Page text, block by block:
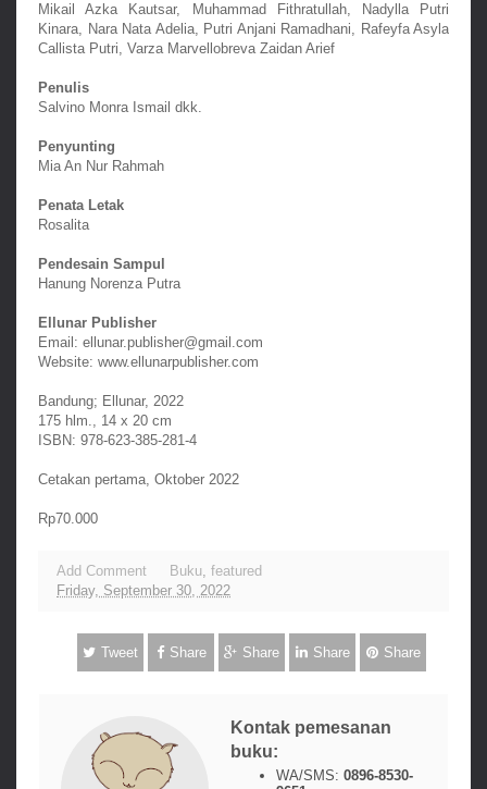
Mikail Azka Kautsar, Muhammad Fithratullah,
Nadylla Putri
Kinara, Nara Nata Adelia, Putri Anjani Ramadhani, Rafeyfa Asyla
Callista Putri, Varza Marvellobreva Zaidan Arief
Penulis
Salvino Monra Ismail dkk.
Penyunting
Mia An Nur Rahmah
Penata Letak
Rosalita
Pendesain Sampul
Hanung Norenza Putra
Ellunar Publisher
Email: ellunar.publisher@gmail.com
Website: www.ellunarpublisher.com
Bandung; Ellunar, 2022
175 hlm., 14 x 20 cm
ISBN: 978-623-385-281-4
Cetakan pertama, Oktober 2022
Rp70.000
Add Comment Buku, featured
Friday, September 30, 2022
Tweet Share Share Share Share
Kontak pemesanan
buku:
WA/SMS:0896-8530-